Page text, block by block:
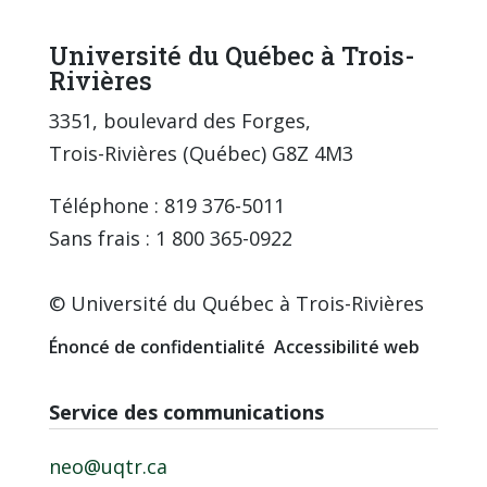
Université du Québec à Trois-
Rivières
3351, boulevard des Forges,
Trois-Rivières (Québec) G8Z 4M3
Téléphone : 819 376-5011
Sans frais : 1 800 365-0922
© Université du Québec à Trois-Rivières
Énoncé de confidentialité Accessibilité web
Service des communications
neo@uqtr.ca